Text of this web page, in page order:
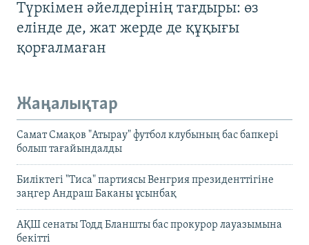
Түркімен әйелдерінің тағдыры: өз
елінде де, жат жерде де құқығы
қорғалмаған
Жаңалықтар
Самат Смақов "Атырау" футбол клубының бас бапкері
болып тағайындалды
Биліктегі "Тиса" партиясы Венгрия президенттігіне
заңгер Андраш Баканы ұсынбақ
АҚШ сенаты Тодд Бланшты бас прокурор лауазымына
бекітті